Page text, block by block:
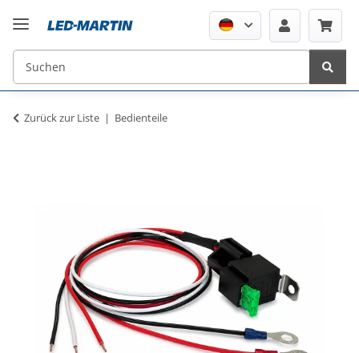
Zurück zur Liste Bedienteile